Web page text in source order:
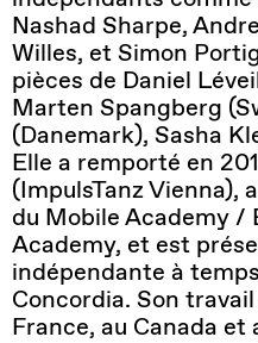
Nashad Sharpe,
Willes, et Simon
pièces de Daniel
Marten Spangberg
(Danemark), Sasha
Elle a remporté en
(ImpulsTanz Vienna),
du Mobile Academy /
Academy, et est
indépendante à
Concordia. Son
France, au Canada et